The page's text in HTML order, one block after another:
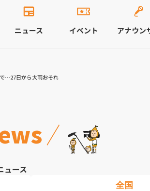
ニュース イベント アナウン
…27日から大雨おそれ
ュース
全国